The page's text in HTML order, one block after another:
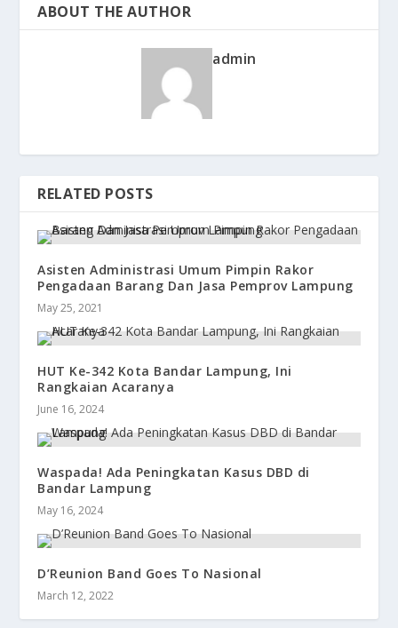
ABOUT THE AUTHOR
admin
RELATED POSTS
Asisten Administrasi Umum Pimpin Rakor
Pengadaan Barang Dan Jasa Pemprov Lampung
May 25, 2021
HUT Ke-342 Kota Bandar Lampung, Ini
Rangkaian Acaranya
June 16, 2024
Waspada! Ada Peningkatan Kasus DBD di
Bandar Lampung
May 16, 2024
D’Reunion Band Goes To Nasional
March 12, 2022